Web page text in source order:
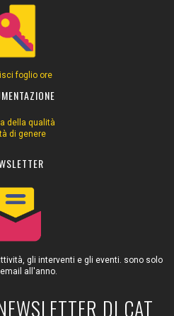
foglio ore
della qualità
di genere
gli interventi e gli eventi. sono solo
all'anno.
DI CAT